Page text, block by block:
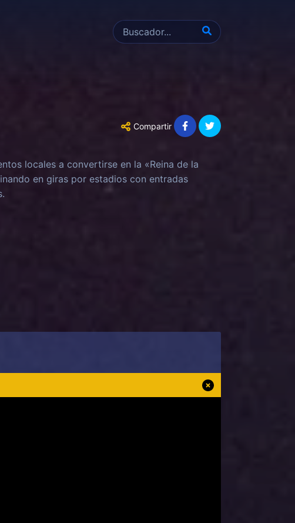
Compartir
locales a convertirse en la «Reina de la
en giras por estadios con entradas